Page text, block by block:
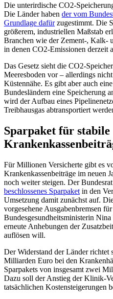
Die unterirdische CO2-
Die Länder haben der vom
Grundlage dafürzugestimmt. Die
größerem, industriellen Maßstab
Branchen wie der Zement-, Kalk-
in denen CO2-Emissionen derzeit
Das Gesetz sieht die CO2-
Meeresboden vor – allerdings
Küstennähe. Es gibt aber auch
Bundesländern eine Speicherung
wird der Aufbau eines
Treibhausgas abtransportiert
Sparpaket für stabile
Für Millionen Versicherte gibt es
Krankenkassenbeiträge im neuen
noch weiter steigen. Der
beschlossenes Sparpaket in den
Umsetzung damit zunächst auf.
vorgesehene Ausgabenbremsen
Bundesgesundheitsministerin
erneute Anhebungen der
auflösen will.
Der Widerstand der Länder richtet
Milliarden Euro bei den
Sparpakets von insgesamt zwei
Dazu soll der Anstieg der Klinik-
tatsächlichen Kostensteigerungen